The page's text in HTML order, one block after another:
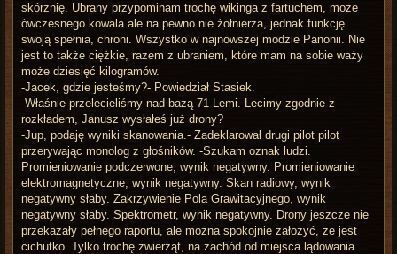
skórznię. Ubrany przypominam trochę wikinga z fartuchem, może
ówczesnego kowala ale na pewno nie żołnierza, jednak funkcję
swoją spełnia, chroni. Wszystko w najnowszej modzie Panonii. Nie
jest to także ciężkie, razem z ubraniem, które mam na sobie waży
może dziesięć kilogramów.
-Jacek, gdzie jesteśmy?- Powiedział Stasiek.
-Właśnie przelecieliśmy nad bazą 71 Lemi. Lecimy zgodnie z
rozkładem, Janusz wysłałeś już drony?
-Jup, podaję wyniki skanowania.- Zadeklarował drugi pilot pilot
przerywając monolog z głośników. -Szukam oznak ludzi.
Promieniowanie podczerwone, wynik negatywny. Promieniowanie
elektromagnetyczne, wynik negatywny. Skan radiowy, wynik
negatywny słaby. Zakrzywienie Pola Grawitacyjnego, wynik
negatywny słaby. Spektrometr, wynik negatywny. Drony jeszcze nie
przekazały pełnego raportu, ale można spokojnie założyć, że jest
cichutko. Tylko trochę zwierząt, na zachód od miejsca lądowania